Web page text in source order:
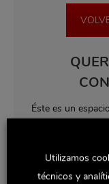
Éste es un
con toda la
Utilizamos
técnicos y